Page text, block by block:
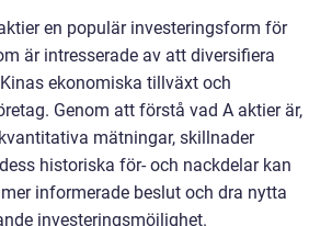
en populär investeringsform för
är intresserade av att diversifiera
ekonomiska tillväxt och
Genom att förstå vad A aktier är,
mätningar, skillnader
historiska för- och nackdelar kan
informerade beslut och dra nytta
investeringsmöjlighet.